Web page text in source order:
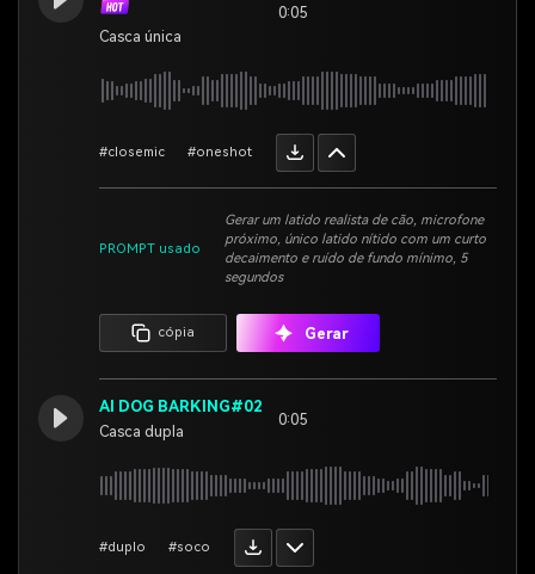
Casca única
0:05
#closemic #oneshot
PROMPT usado
Gerar um latido realista de cão, microfone
próximo, único latido nítido com um curto
decaimento e ruído de fundo mínimo, 5
segundos
cópia Gerar
AI DOG BARKING#02
Casca dupla
0:05
#duplo #soco